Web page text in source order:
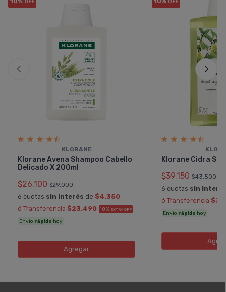
OFF
KLORANE
Klorane Avena Shampoo Cabello
Delicado X 200ml
$26.100 $29.000
6 cuotas sin interés de $4.350
ó Transferencia $23.490 10% EXTRA OFF
Envío rápido hoy
Agregar
OFF
Klorane Cidra
$39.150 $43.500
6 cuotas sin
ó Transferencia
Envío rápido hoy